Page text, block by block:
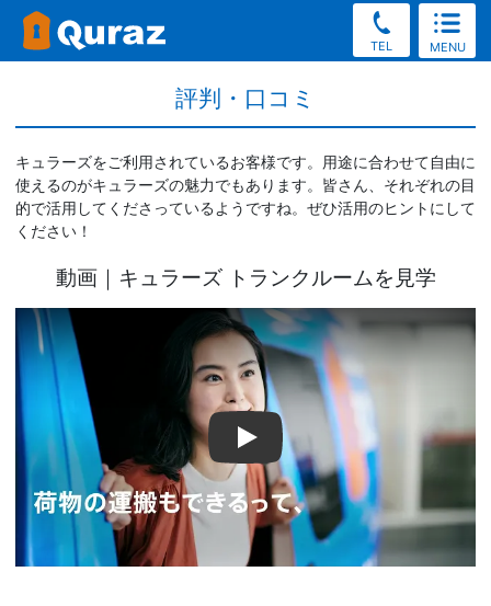
TEL MENU
評判・口コミ
キュラーズをご利用されているお客様です。用途に合わせて自由に
使えるのがキュラーズの魅力でもあります。皆さん、それぞれの目
的で活用してくださっているようですね。ぜひ活用のヒントにして
ください！
動画｜キュラーズ トランクルームを見学
キュラーズ トランクルームを見学